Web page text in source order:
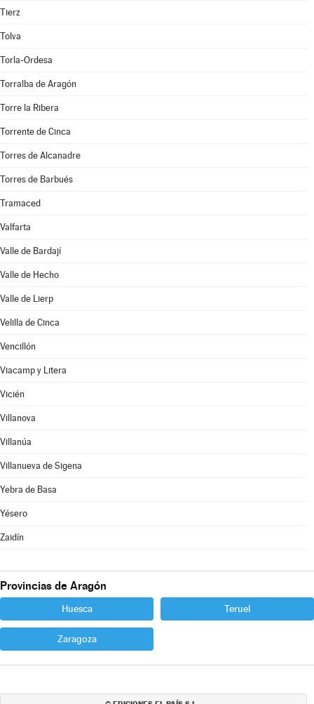
Tierz
Tolva
Torla-Ordesa
Torralba de Aragón
Torre la Ribera
Torrente de Cinca
Torres de Alcanadre
Torres de Barbués
Tramaced
Valfarta
Valle de Bardají
Valle de Hecho
Valle de Lierp
Velilla de Cinca
Vencillón
Viacamp y Litera
Vicién
Villanova
Villanúa
Villanueva de Sigena
Yebra de Basa
Yésero
Zaidín
Provincias de Aragón
Huesca Teruel
Zaragoza